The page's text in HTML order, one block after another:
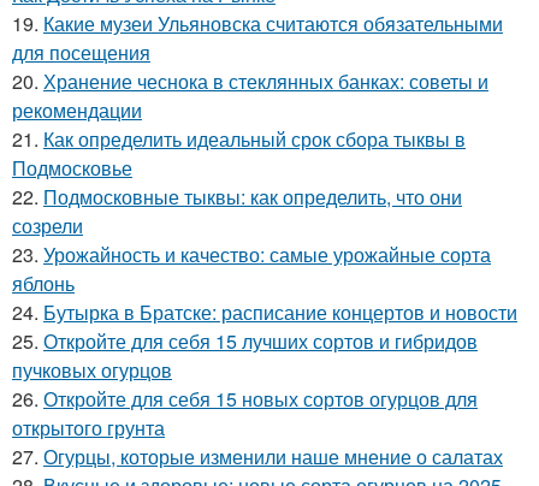
19. Какие музеи Ульяновска считаются обязательными
для посещения
20. Хранение чеснока в стеклянных банках: советы и
рекомендации
21. Как определить идеальный срок сбора тыквы в
Подмосковье
22. Подмосковные тыквы: как определить, что они
созрели
23. Урожайность и качество: самые урожайные сорта
яблонь
24. Бутырка в Братске: расписание концертов и новости
25. Откройте для себя 15 лучших сортов и гибридов
пучковых огурцов
26. Откройте для себя 15 новых сортов огурцов для
открытого грунта
27. Огурцы, которые изменили наше мнение о салатах